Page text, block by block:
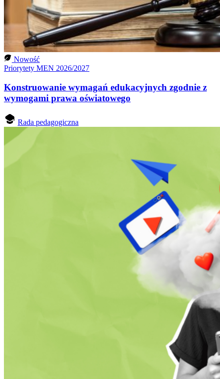
Nowość
Priorytety MEN 2026/2027
Konstruowanie wymagań edukacyjnych zgodnie z
wymogami prawa oświatowego
Rada pedagogiczna